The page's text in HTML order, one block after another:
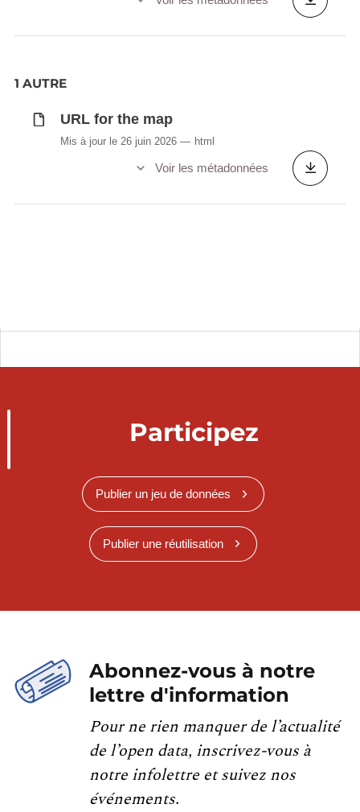
1 AUTRE
URL for the map
Mis à jour le 26 juin 2026 html
Voir les métadonnées
Participez
Publier un jeu de données
Publier une réutilisation
Abonnez-vous à notre
lettre d'information
Pour ne rien manquer de l’actualité
de l’open data, inscrivez-vous à
notre infolettre et suivez nos
événements.